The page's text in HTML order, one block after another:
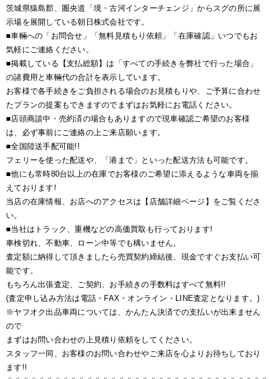
茨城県猿島郡、圏央道「境・古河インターチェンジ」からスグの所に展
示場を展開している朝日株式会社です。
■車輛への「お問合せ」「無料見積もり依頼」「在庫確認」いつでもお
気軽にご連絡ください。
■掲載している【支払総額】は「すべての手続きを弊社で行った場合」
の諸費用と車輛代の合計を表示しています。
お客様で各手続きをご負担される場合のお見積もりや、ご予算に合わせ
たプランの提案もできますのでまずはお気軽にお電話ください。
■店頭商談中・売約済の場合もありますので現車確認ご希望のお客様
は、必ず事前にご連絡の上ご来店願います。
■全国陸送手配可能!!
フェリーを使った配送や、「港まで」といった配送方法も可能です。
■他にも常時80台以上の在庫でお客様のご希望に添えるような車両を揃
えております!
当店の在庫情報、お店へのアクセスは【店舗詳細ページ】をご覧くださ
い。
■当社はトラック、重機などの高価買取も行っております!
車検切れ、不動車、ローン中等でも構いません。
査定額に納得して頂きましたら売買契約締結後、現金ですぐお支払い可
能です。
もちろん出張査定、ご契約、お手続きの手数料はすべて無料!!
(査定申し込み方法は電話・FAX・オンライン・LINE査定となります。)
※ヤフオク出品車両については、かんたん決済での支払いが出来ません
ので
まずはお問い合わせの上見積り依頼をしてください。
スタッフ一同、お客様のお問い合わせやご来店を心よりお待ちしており
ます!!